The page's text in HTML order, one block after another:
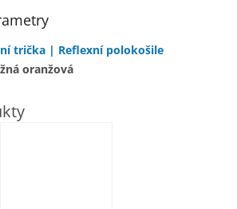
trička | Reflexní polokošile
oranžová